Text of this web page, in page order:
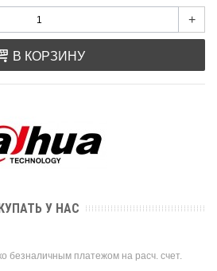
+
В КОРЗИНУ
У НАС
безналичным платежом на расч. счет.